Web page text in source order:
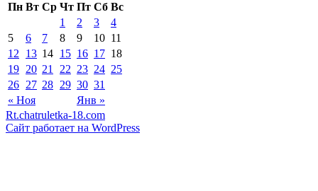
Пн Вт Ср Чт Пт Сб Вс
« Ноя Янв »
1 2 3
4
5
6 7 8 9 10 11
12
13 14 15 16 17 18
19 20 21 22 23 24 25
26 27 28 29 30 31
Rt.chatruletka-18.com
Сайт работает на WordPress